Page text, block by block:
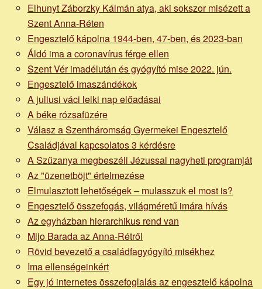
Elhunyt Záborzky Kálmán atya, aki sokszor misézett a
Szent Anna-Réten
Engesztelő kápolna 1944-ben, 47-ben, és 2023-ban
Áldó ima a coronavírus férge ellen
Szent Vér imadélután és gyógyító mise 2022. jún.
Engesztelő imaszándékok
A juliusi váci lelki nap előadásai
A béke rózsafüzére
Válasz a Szentháromság Gyermekei Engesztelő
Családjával kapcsolatos 3 kérdésre
A Szűzanya megbeszéli Jézussal nagyheti programját
Az "üzenetböjt" értelmezése
Elmulasztott lehetőségek – mulasszuk el most is?
Engesztelő összefogás, világméretű imára hívás
Az egyházban hierarchikus rend van
Mijo Barada az Anna-Rétről
Rövid bevezető a családfagyógyító misékhez
Ima ellenségeinkért
Egy jó internetes összefoglalás az engesztelő kápolna